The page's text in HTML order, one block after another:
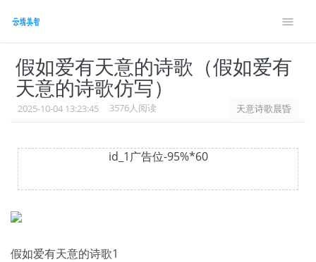
bottom: 10px} .g9{font-size: 14px;}
假如爱有天意的诗歌（假如爱有
天意的诗歌仿写）
2025-10-04 13:23:45 3576人阅读 天意诗歌晨昏
id_1广告位-95%*60
假如爱有天意的诗歌1